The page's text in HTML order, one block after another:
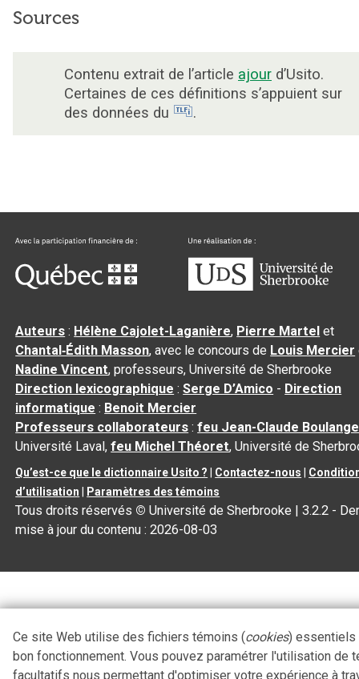
Sources
Contenu extrait de l’article ajour d’Usito.
Certaines de ces définitions s’appuient sur
des données du
.
Auteurs : Hélène Cajolet-Laganière, Pierre Martel et
Chantal‑Édith Masson, avec le concours de Louis Mercier
Nadine Vincent, professeurs, Université de Sherbrooke
Direction lexicographique :Serge D’Amico - Direction
informatique : Benoit Mercier
Professeurs collaborateurs :feu Jean-Claude
Université Laval,feu Michel Théoret, Université de
Qu’est-ce que le dictionnaire Usito ? Contactez-nous
d’utilisation
Paramètres des témoins
Tous droits réservés © Université de Sherbrooke |3.2.2 -
mise à jour du contenu :2026-08-03
Ce site Web utilise des fichiers témoins (cookies) essentiels
bon fonctionnement. Vous pouvez paramétrer l'utilisation de
facultatifs nous permettant d'optimiser votre expérience à